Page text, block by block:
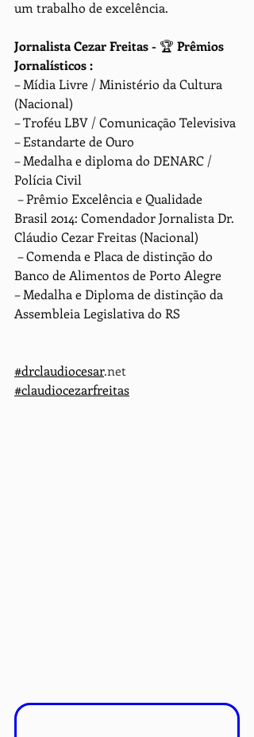
um trabalho de excelência.
Jornalista Cezar Freitas - 🏆 Prêmios
Jornalísticos :
– Mídia Livre / Ministério da Cultura
(Nacional)
– Troféu LBV / Comunicação Televisiva
– Estandarte de Ouro
– Medalha e diploma do DENARC /
Polícia Civil
– Prêmio Excelência e Qualidade
Brasil 2014: Comendador Jornalista Dr.
Cláudio Cezar Freitas (Nacional)
– Comenda e Placa de distinção do
Banco de Alimentos de Porto Alegre
– Medalha e Diploma de distinção da
Assembleia Legislativa do RS
#drclaudiocesar.net
#claudiocezarfreitas